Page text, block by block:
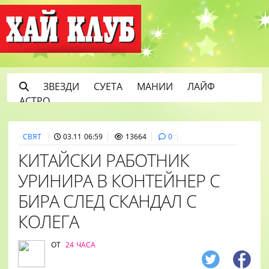
ЗВЕЗДИ СУЕТА МАНИИ
ЛАЙФ
АСТРО
СВЯТ 03.11 06:59 13664 0
КИТАЙСКИ РАБОТНИК
УРИНИРА В КОНТЕЙНЕР С
БИРА СЛЕД СКАНДАЛ С
КОЛЕГА
ОТ 24 ЧАСА